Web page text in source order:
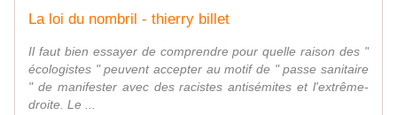
La loi du nombril - thierry billet
Il faut bien essayer de comprendre pour quelle raison des "
écologistes " peuvent accepter au motif de " passe sanitaire
" de manifester avec des racistes antisémites et l'extrême-
droite. Le ...